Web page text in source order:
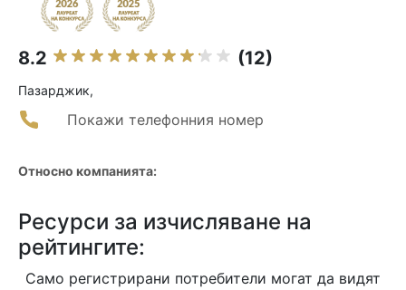
8.2 (12)
Пазарджик,
Покажи телефонния номер
Относно компанията:
Ресурси за изчисляване на
рейтингите:
Само регистрирани потребители могат да видят